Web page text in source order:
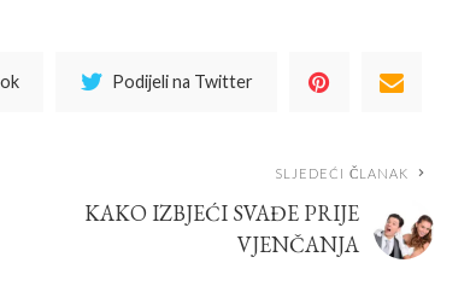
Podijeli na Twitter
SLJEDEĆI ČLANAK
KAKO IZBJEĆI SVAĐE PRIJE
VJENČANJA